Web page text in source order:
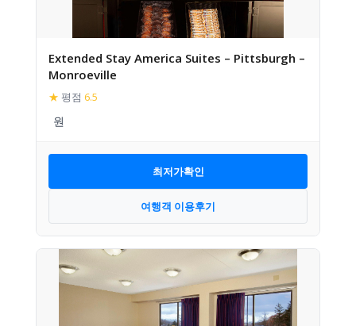
Extended Stay America Suites – Pittsburgh –
Monroeville
★ 평점 6.5
최저가확인
여행객 이용후기